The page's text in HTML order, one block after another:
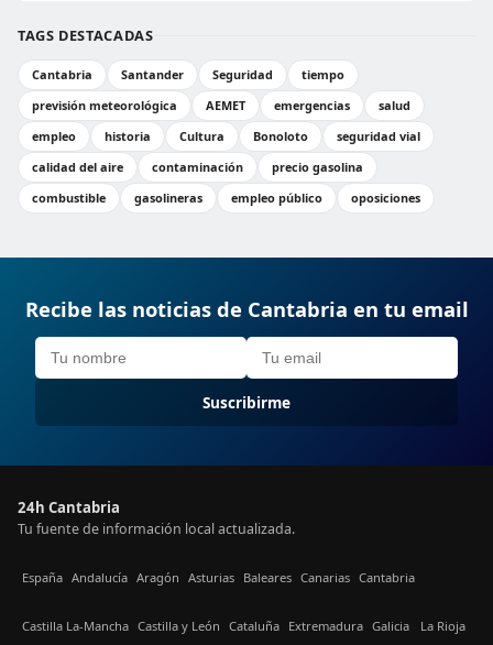
TAGS DESTACADAS
Cantabria Santander Seguridad
tiempo
previsión meteorológica
AEMET emergencias
salud
empleo
historia Cultura Bonoloto
seguridad vial
calidad del aire
contaminación
precio gasolina
combustible
gasolineras empleo público oposiciones
Recibe las noticias de Cantabria en tu email
Suscribirme
24h Cantabria
Tu fuente de información local actualizada.
España Andalucía Aragón Asturias Baleares Canarias Cantabria
Castilla La-Mancha Castilla y León Cataluña Extremadura Galicia La Rioja